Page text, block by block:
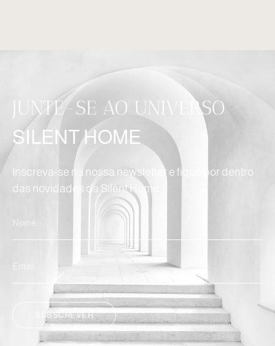
JUNTE-SE AO UNIVERSO
SILENT HOME
Inscreva-se na nossa newsletter e fique por dentro
das novidades da Silent Home.
SUBSCREVER
ALTERNATIVE: